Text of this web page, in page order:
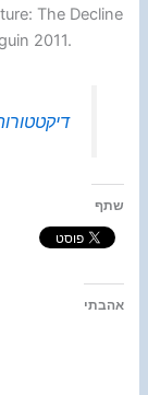
The Decline
2011.
שתף
אהבתי